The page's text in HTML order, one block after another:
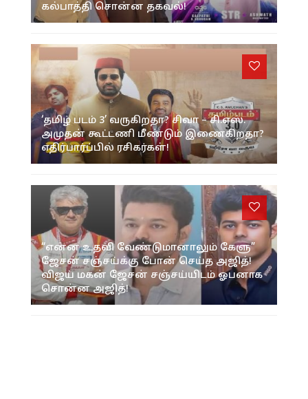
கல்பாத்தி சொன்ன தகவல்!
‘தமிழ் படம் 3’ வருகிறதா? சிவா – சி.எஸ்.
அமுதன் கூட்டணி மீண்டும் இணைகிறதா?
எதிர்பார்ப்பில் ரசிகர்கள்!
“என்ன உதவி வேண்டுமானாலும் கேளு”
ஜேசன் சஞ்சய்க்கு போன் செய்த அஜித்!
விஜய் மகன் ஜேசன் சஞ்சய்யிடம் ஓபனாக
சொன்ன அஜித்!